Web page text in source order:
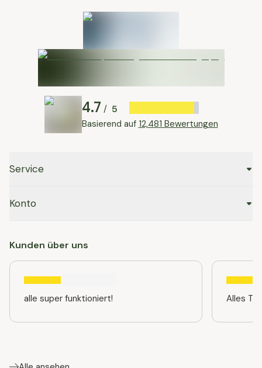
4.7 / 5
Basierend auf 12,481 Bewertungen
Service
Konto
Kunden über uns
alle super funktioniert! Alles